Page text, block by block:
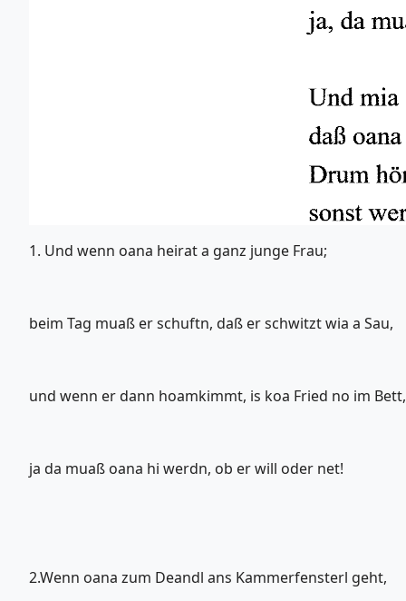
1. Und wenn oana heirat a ganz junge Frau;
beim Tag muaß er schuftn, daß er schwitzt wia a Sau,
und wenn er dann hoamkimmt, is koa Fried no im Bett,
ja da muaß oana hi werdn, ob er will oder net!
2.Wenn oana zum Deandl ans Kammerfensterl geht,